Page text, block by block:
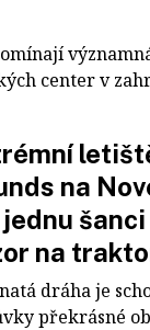
center v
na
jednu
na
dráha je
překrásné